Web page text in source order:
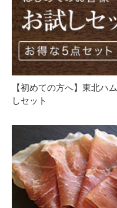
【初めての方へ】東北ハ
しセット